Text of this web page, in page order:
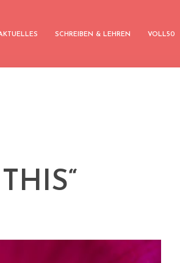
SCHREIBEN & LEHREN VOLL50